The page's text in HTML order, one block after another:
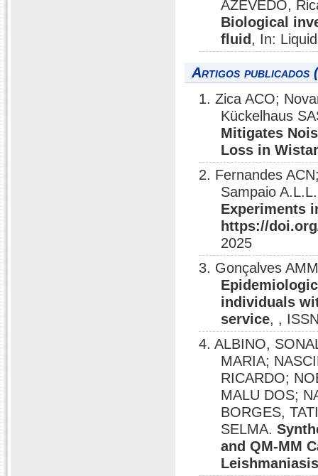
AZEVEDO,
Biological
fluid , In:
Artigos publicados
1. Zica ACO;
Kückelhaus
Mitigates
Loss in
2. Fernandes
Sampaio
Experiments
https://
2025
3. Gonçalves
individuals
service, ,
4. ALBINO,
MARIA;
RICARDO;
MALU DOS;
BORGES,
SELMA.
and QM-MM